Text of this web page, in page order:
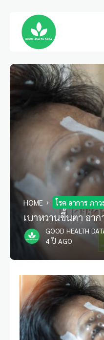
HOME โรค อาการ ภา
เบาหวานขึ้นตา อาก
GOOD HEALTH
4 ปี AGO